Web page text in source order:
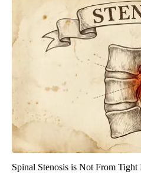
Spinal Stenosis is Not From Tight